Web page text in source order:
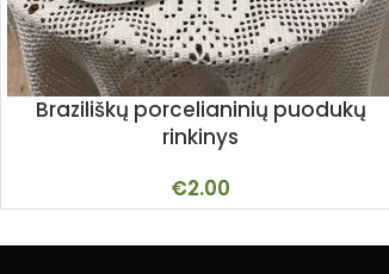
Braziliškų porcelianinių puodukų
rinkinys
€2.00